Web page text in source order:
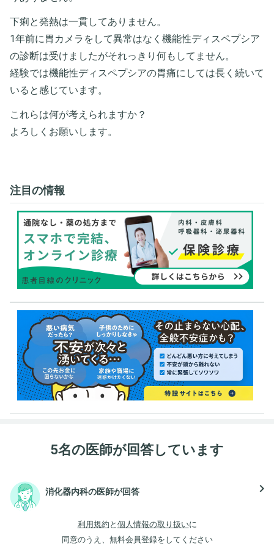
下痢と発熱は一貫してありません。
1年前に胃カメラをして異常はなく機能性ディスペプシア
の診断は受けましたがそれっきり何もしてません。
経験では機能性ディスペプシアの胃痛にしては長く続いて
いると感じています。
これらは何が考えられますか？
よろしくお願いします。
注目の情報
5名の医師が回答しています
消化器内科の医師が回答 navigate_next
利用規約 と 個人情報の取り扱いに
同意のうえ、無料会員登録をしてください